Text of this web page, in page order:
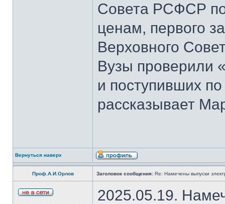
Совета РСФСР
ценам, первого
Верховного
Вузы проверили
и поступивших
рассказывает
Вернуться наверх
Проф.А.И.Орлов Заголовок сообщения: Re: Намечены выпуски
2025.05.19.